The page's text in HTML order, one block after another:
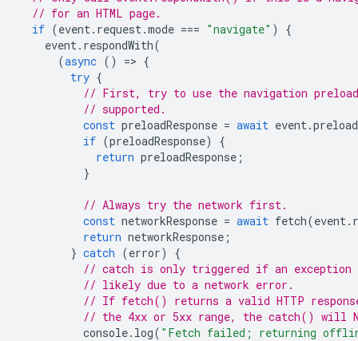
// for an HTML page.
if (event . request .mode === "navigate" )
{
event . respondWith(
(async () => {
try {
// First, try to use the navigation
// supported.
const preloadResponse = await event .
if (preloadResponse)
{
return preloadResponse ;
}
// Always try the network first.
const networkResponse = await fetch(event .
return networkResponse ;
} catch (error)
{
// catch is only triggered if an exception
// likely due to a network error.
// If fetch() returns a valid HTTP
// the 4xx or 5xx range, the catch() will
console. log( "Fetch failed; returning